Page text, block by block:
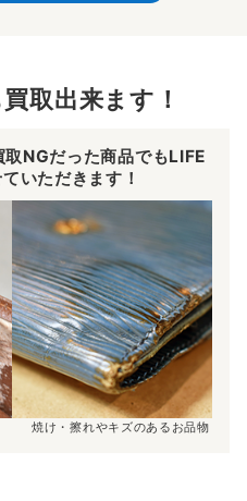
取出来ます！
NGだった商品でもLIFE
いただきます！
焼け・擦れやキズのあるお品物